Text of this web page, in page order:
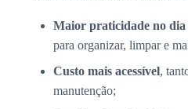
Maior praticidade no dia
para organizar, limpar e
Custo mais acessível,
manutenção;